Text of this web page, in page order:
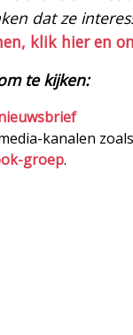
dat ze
klik hier en
te kijken:
kanalen zoals
groep.